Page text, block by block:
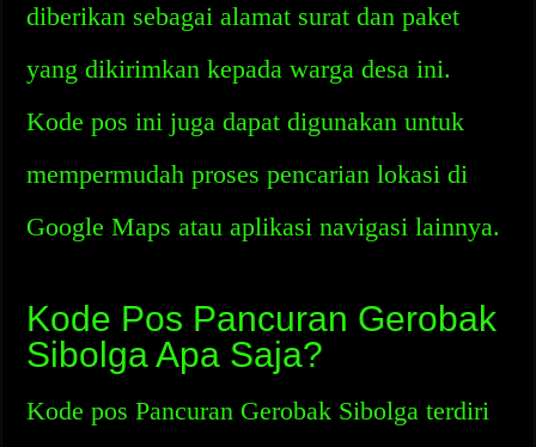
diberikan sebagai alamat surat dan paket
yang dikirimkan kepada warga desa ini.
Kode pos ini juga dapat digunakan untuk
mempermudah proses pencarian lokasi di
Google Maps atau aplikasi navigasi lainnya.
Kode Pos Pancuran Gerobak
Sibolga Apa Saja?
Kode pos Pancuran Gerobak Sibolga terdiri